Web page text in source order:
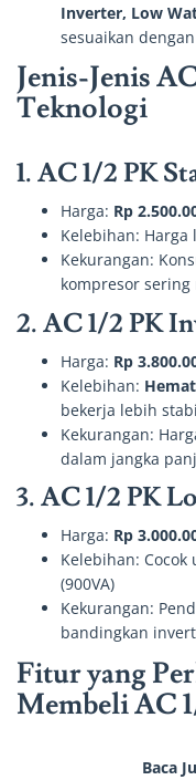
Inverter, Low
sesuaikan
Jenis-Jenis
Teknologi
1. AC 1/2 PK
Harga: Rp
Kelebihan:
Kekurangan:
kompresor
2. AC 1/2 PK
Harga: Rp
Kelebihan:
bekerja lebih
Kekurangan:
dalam jangka
3. AC 1/2 PK
Harga: Rp
Kelebihan:
(900VA)
Kekurangan:
bandingkan
Fitur yang
Membeli AC
Baca